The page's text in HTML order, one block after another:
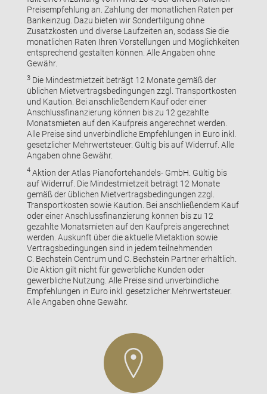
Preisempfehlung an. Zahlung der monatlichen Raten per
Bankeinzug. Dazu bieten wir Sondertilgung ohne
Zusatzkosten und diverse Laufzeiten an, sodass Sie die
monatlichen Raten Ihren Vorstellungen und Möglichkeiten
entsprechend gestalten können. Alle Angaben ohne
Gewähr.
3Die Mindestmietzeit beträgt 12 Monate gemäß der
üblichen Mietvertragsbedingungen zzgl. Transportkosten
und Kaution. Bei anschließendem Kauf oder einer
Anschlussfinanzierung können bis zu 12 gezahlte
Monatsmieten auf den Kaufpreis angerechnet werden.
Alle Preise sind unverbindliche Empfehlungen in Euro inkl.
gesetzlicher Mehrwertsteuer. Gültig bis auf Widerruf. Alle
Angaben ohne Gewähr.
4Aktion der Atlas Pianofortehandels- GmbH. Gültig bis
auf Widerruf. Die Mindestmietzeit beträgt 12 Monate
gemäß der üblichen Mietvertragsbedingungen zzgl.
Transportkosten sowie Kaution. Bei anschließendem Kauf
oder einer Anschlussfinanzierung können bis zu 12
gezahlte Monatsmieten auf den Kaufpreis angerechnet
werden. Auskunft über die aktuelle Mietaktion sowie
Vertragsbedingungen sind in jedem teilnehmenden
C. Bechstein Centrum und C. Bechstein Partner erhältlich.
Die Aktion gilt nicht für gewerbliche Kunden oder
gewerbliche Nutzung. Alle Preise sind unverbindliche
Empfehlungen in Euro inkl. gesetzlicher Mehrwertsteuer.
Alle Angaben ohne Gewähr.